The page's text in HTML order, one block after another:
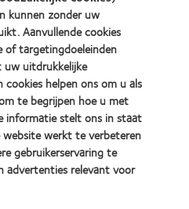
2012
REBRAND
100®
Global
Award
(2012)
kunnen zonder uw
Aanvullende cookies
targetingdoeleinden
uw uitdrukkelijke
helpen ons om u als
te begrijpen hoe u met
informatie stelt ons in staat
werkt te verbeteren
gebruikerservaring te
advertenties relevant voor